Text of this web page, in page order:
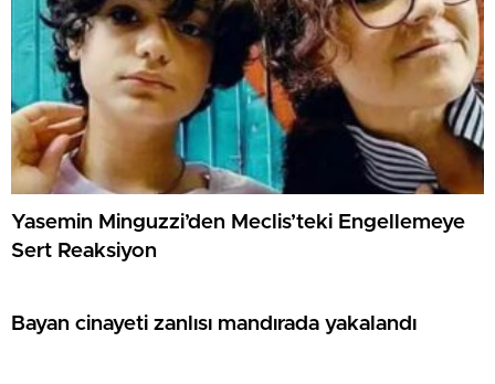
Yasemin Minguzzi’den Meclis’teki Engellemeye
Sert Reaksiyon
Bayan cinayeti zanlısı mandırada yakalandı